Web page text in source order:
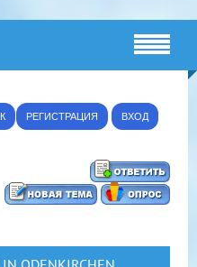
РЕГИСТРАЦИЯ ВХОД